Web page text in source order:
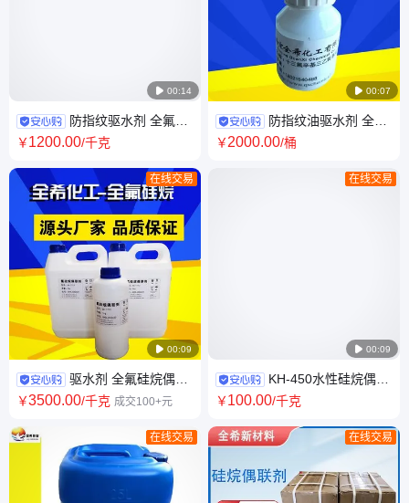
 00:14
防指纹驱水剂 全氟癸
基三乙氧基硅烷 十七氟癸基三
￥1200.00/千克
 00:09
在线交易
驱水剂 全氟硅烷偶联
剂 十七氟癸基三甲氧基硅烷
￥3500.00/千克 成交100+元
在线交易
 00:07
防指纹油驱水剂 全氟
辛基三乙氧基硅烷 十三氟辛基
￥2000.00/桶
 00:09
在线交易
KH-450水性硅烷偶联
剂 丙烯酸聚氨酯体系 提升贮存
￥100.00/千克
在线交易